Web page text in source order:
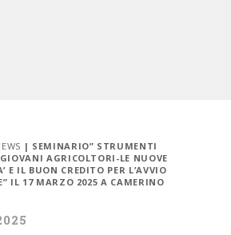
| SEMINARIO” STRUMENTI
AGRICOLTORI-LE NUOVE
E IL BUON CREDITO PER L’AVVIO
IL 17 MARZO 2025 A CAMERINO